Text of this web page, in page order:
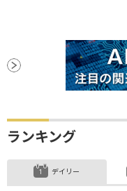
ランキング
デイリー